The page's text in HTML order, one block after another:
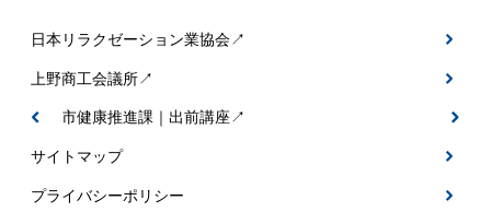
日本リラクゼーション業協会↗
上野商工会議所↗
伊賀市健康推進課｜出前講座↗
サイトマップ
プライバシーポリシー